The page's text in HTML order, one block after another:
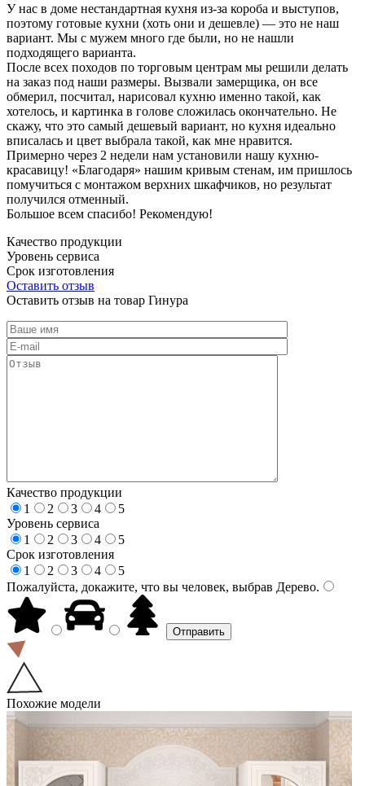
У нас в доме нестандартная кухня из-за короба и выступов,
поэтому готовые кухни (хоть они и дешевле) — это не наш
вариант. Мы с мужем много где были, но не нашли
подходящего варианта.
После всех походов по торговым центрам мы решили делать
на заказ под наши размеры. Вызвали замерщика, он все
обмерил, посчитал, нарисовал кухню именно такой, как
хотелось, и картинка в голове сложилась окончательно. Не
скажу, что это самый дешевый вариант, но кухня идеально
вписалась и цвет выбрала такой, как мне нравится.
Примерно через 2 недели нам установили нашу кухню-
красавицу! «Благодаря» нашим кривым стенам, им пришлось
помучиться с монтажом верхних шкафчиков, но результат
получился отменный.
Большое всем спасибо! Рекомендую!
Качество продукции
Уровень сервиса
Срок изготовления
Оставить отзыв
Оставить отзыв на товар Гинура
Качество продукции
1
2 3 4
5
Уровень сервиса
1
2 3 4
5
Срок изготовления
1
2 3 4
5
Пожалуйста, докажите, что вы человек, выбрав Дерево.
Похожие модели